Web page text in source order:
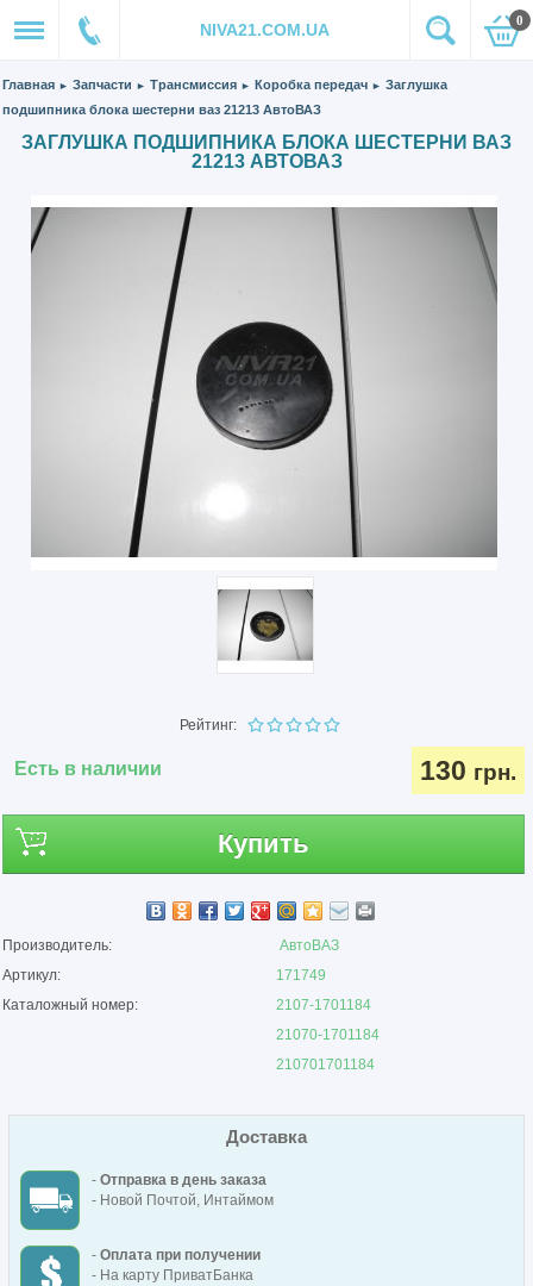
NIVA21.COM.UA 0
Главная ► Запчасти ► Трансмиссия ► Коробка передач ► Заглушка
подшипника блока шестерни ваз 21213 АвтоВАЗ
ЗАГЛУШКА ПОДШИПНИКА БЛОКА ШЕСТЕРНИ ВАЗ
21213 АВТОВАЗ
Рейтинг:
Есть в наличии 130 грн.
Купить
Производитель:
АвтоВАЗ
Артикул:
171749
Каталожный номер:
2107-1701184
21070-1701184
210701701184
Доставка
- Отправка в день заказа
- Новой Почтой, Интаймом
- Оплата при получении
- На карту ПриватБанка